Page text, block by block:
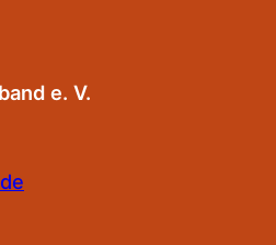
e. V.